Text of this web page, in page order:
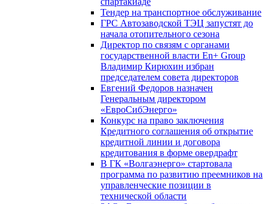
Тендер на транспортное обслуживание
ГРС Автозаводской ТЭЦ запустят до
начала отопительного сезона
Директор по связям с органами
государственной власти En+ Group
Владимир Кирюхин избран
председателем совета директоров
Евгений Федоров назначен
Генеральным директором
«ЕвроСибЭнерго»
Конкурс на право заключения
Кредитного соглашения об открытие
кредитной линии и договора
кредитования в форме овердрафт
В ГК «Волгаэнерго» стартовала
программа по развитию преемников на
управленческие позиции в
технической области